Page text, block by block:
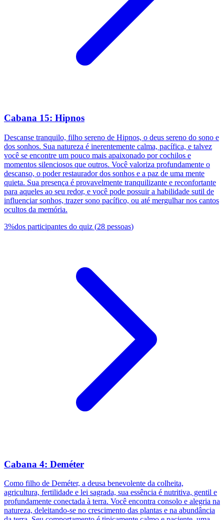
Cabana 15: Hipnos
Descanse tranquilo, filho sereno de Hipnos, o deus sereno do sono e
dos sonhos. Sua natureza é inerentemente calma, pacífica, e talvez
você se encontre um pouco mais apaixonado por cochilos e
momentos silenciosos que outros. Você valoriza profundamente o
descanso, o poder restaurador dos sonhos e a paz de uma mente
quieta. Sua presença é provavelmente tranquilizante e reconfortante
para aqueles ao seu redor, e você pode possuir a habilidade sutil de
influenciar sonhos, trazer sono pacífico, ou até mergulhar nos cantos
ocultos da memória.
3%dos participantes do quiz (28 pessoas)
Cabana 4: Deméter
Como filho de Deméter, a deusa benevolente da colheita,
agricultura, fertilidade e lei sagrada, sua essência é nutritiva, gentil e
profundamente conectada à terra. Você encontra consolo e alegria na
natureza, deleitando-se no crescimento das plantas e na abundância